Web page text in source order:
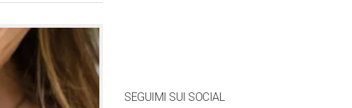
SEGUIMI SUI SOCIAL